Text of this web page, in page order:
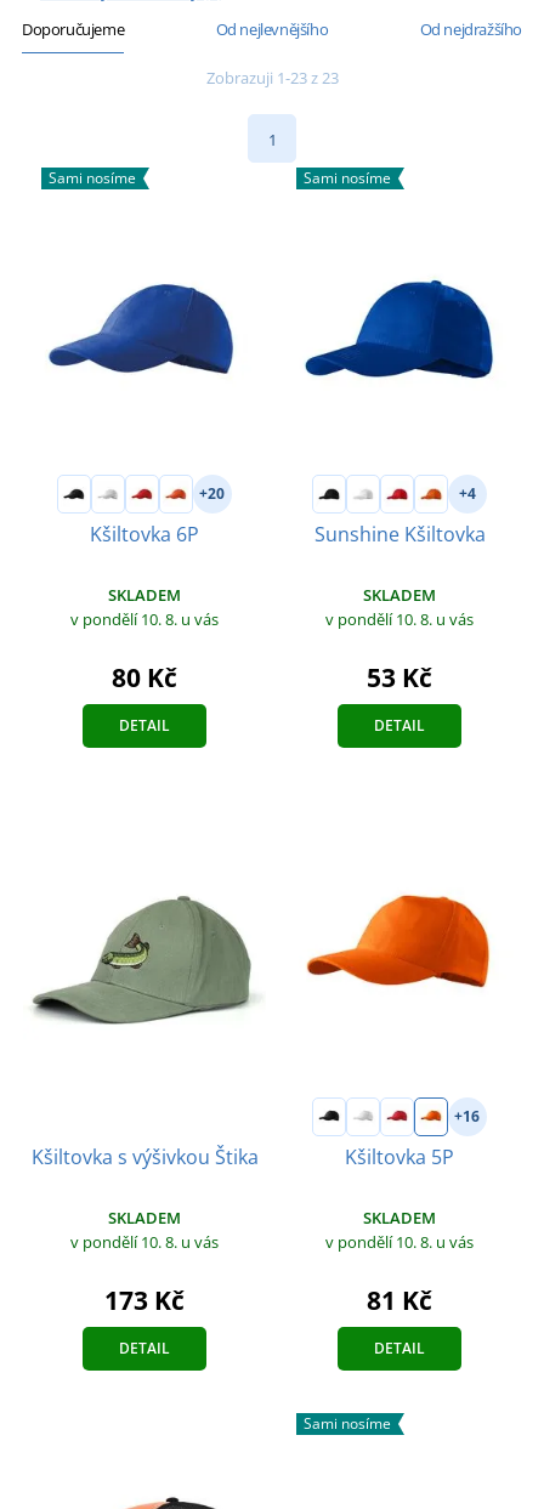
Doporučujeme Od nejlevnějšího Od nejdražšího
Zobrazuji 1-23 z 23
1
Sami nosíme
+20
Kšiltovka 6P
SKLADEM
v pondělí 10. 8. u vás
80 Kč
DETAIL
Sami nosíme
+4
Sunshine Kšiltovka
SKLADEM
v pondělí 10. 8. u vás
53 Kč
DETAIL
Kšiltovka s výšivkou Štika
SKLADEM
v pondělí 10. 8. u vás
173 Kč
DETAIL
+16
Kšiltovka 5P
SKLADEM
v pondělí 10. 8. u vás
81 Kč
DETAIL
Sami nosíme